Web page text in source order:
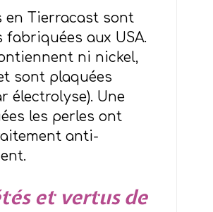
en Tierracast sont
fabriquées aux USA.
ni nickel,
sont plaquées
électrolyse). Une
les perles ont
anti-
et vertus de